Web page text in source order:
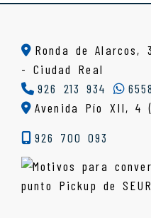
Ronda de
-Ciudad Real
926 213 934
Avenida Pío XII, 4
926 700 093